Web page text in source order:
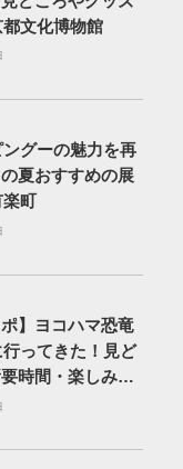
都文化博物館
ングーの魅力を再
夏おすすめの展
楽町
ポ】ヨコハマ恐竜
行ってきた！見ど
時間・楽しみ方